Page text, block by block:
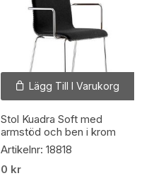
Lägg Till I Varukorg
Stol Kuadra Soft med
armstöd och ben i krom
Artikelnr: 18818
0 kr